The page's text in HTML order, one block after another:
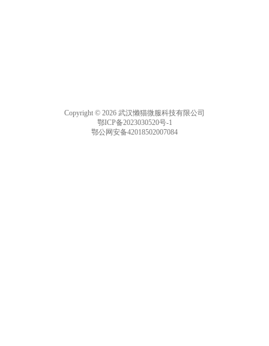
Copyright © 2026 武汉懒猫微服科技有限公司
鄂ICP备2023030520号-1
鄂公网安备42018502007084